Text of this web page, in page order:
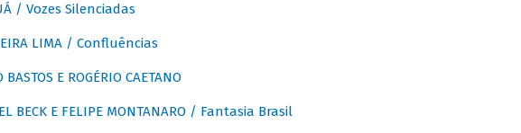
/ Vozes Silenciadas
LIMA / Confluências
BASTOS E ROGÉRIO CAETANO
BECK E FELIPE MONTANARO / Fantasia Brasil